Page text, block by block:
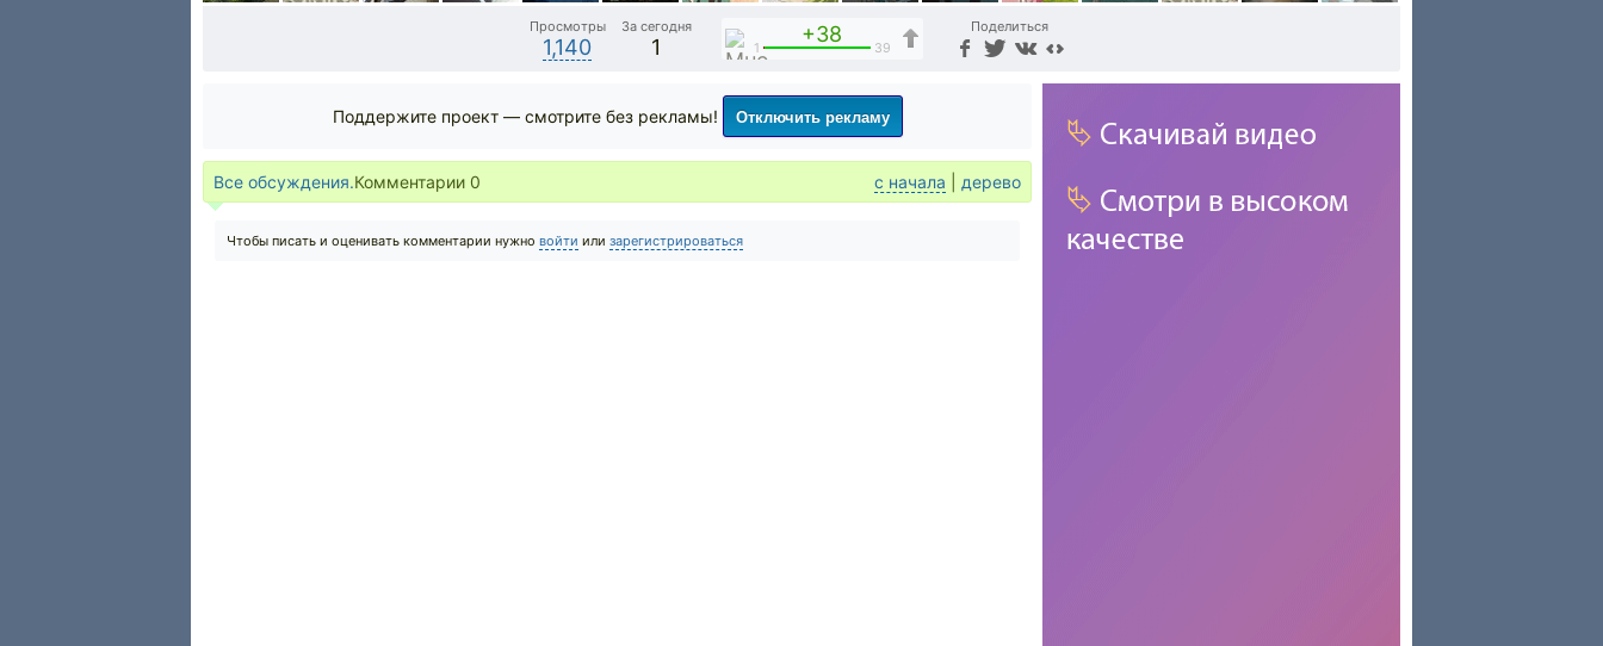
Просмотры
1,140
За сегодня
1
+38
1 39
Поделиться
Поддержите проект — смотрите без рекламы! Отключить рекламу
Все обсуждения.Комментарии 0 с начала дерево
Чтобы писать и оценивать комментарии нужно войти или зарегистрироваться